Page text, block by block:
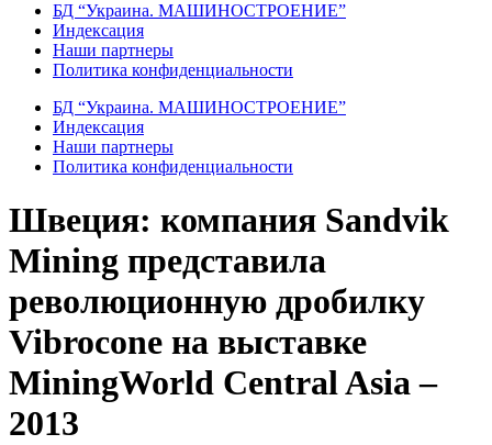
БД “Украина. МАШИНОСТРОЕНИЕ”
Индекcация
Наши партнеры
Политика конфиденциальности
БД “Украина. МАШИНОСТРОЕНИЕ”
Индекcация
Наши партнеры
Политика конфиденциальности
Швеция: компания Sandvik
Mining представила
революционную дробилку
Vibrocone на выставке
MiningWorld Central Asia –
2013